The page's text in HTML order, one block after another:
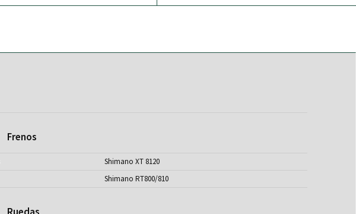
Frenos
Shimano XT 8120
Shimano RT800/810